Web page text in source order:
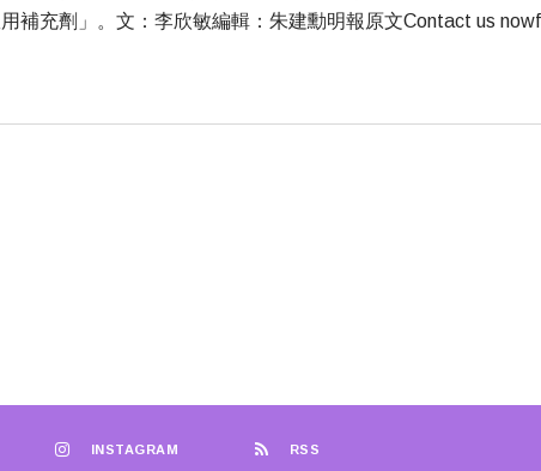
補充劑」。文：李欣敏編輯：朱建勳明報原文Contact us
INSTAGRAM RSS